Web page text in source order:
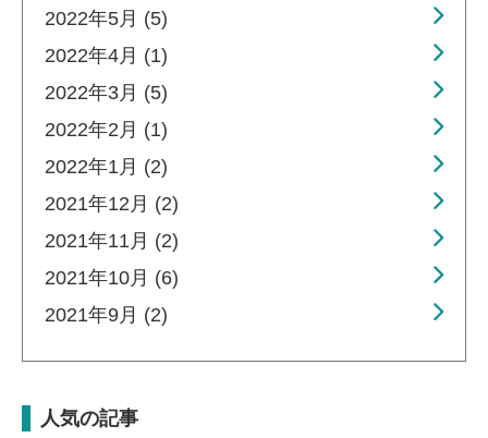
2022年5月 (5)
2022年4月 (1)
2022年3月 (5)
2022年2月 (1)
2022年1月 (2)
2021年12月 (2)
2021年11月 (2)
2021年10月 (6)
2021年9月 (2)
人気の記事